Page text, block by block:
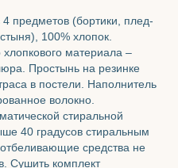
4 предметов (бортики, плед-
100% хлопок.
материала –
Простынь на резинке
в постели. Наполнитель
волокно.
стиральной
40 градусов стиральным
средства не
Сушить комплект